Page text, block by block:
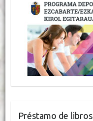
Préstamo de libros